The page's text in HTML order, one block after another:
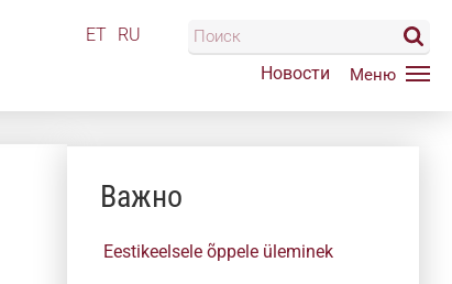
ET RU
Новости
Важно
Eestikeelsele õppele üleminek